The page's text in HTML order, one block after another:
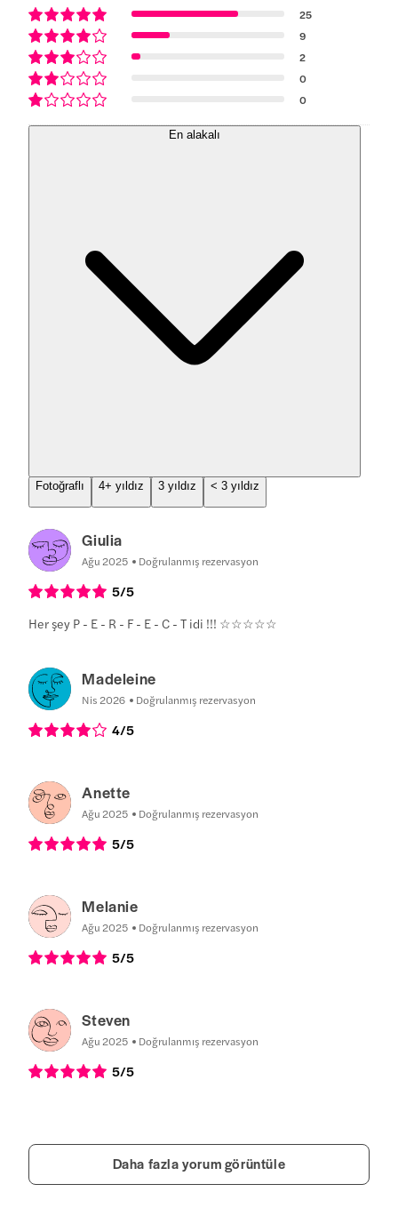
25
9
2
0
0
En alakalı
Fotoğraflı 4+ yıldız 3 yıldız < 3 yıldız
Giulia
Ağu 2025 Doğrulanmış rezervasyon
5/5
Her şey P - E - R - F - E - C - T idi !!! ☆☆☆☆☆
Madeleine
Nis 2026 Doğrulanmış rezervasyon
4/5
Anette
Ağu 2025 Doğrulanmış rezervasyon
5/5
Melanie
Ağu 2025 Doğrulanmış rezervasyon
5/5
Steven
Ağu 2025 Doğrulanmış rezervasyon
5/5
Daha fazla yorum görüntüle